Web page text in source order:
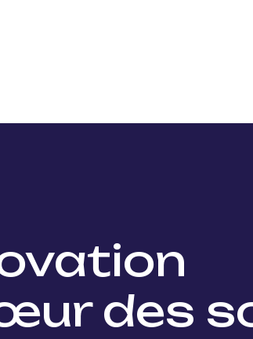
des